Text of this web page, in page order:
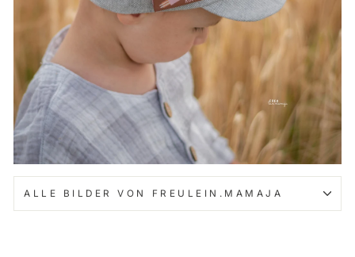
ALLE BILDER VON FREULEIN.MAMAJA